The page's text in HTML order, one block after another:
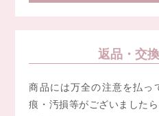
返品・交
商品には万全の注意を払っ
痕・汚損等がございました